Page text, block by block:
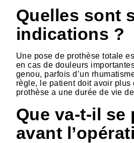
Quelles sont
indications ?
Une pose de prothèse totale
en cas de douleurs
genou, parfois d’un
règle, le patient doit avoir plus
prothèse a une durée de vie
Que va-t-il se
avant